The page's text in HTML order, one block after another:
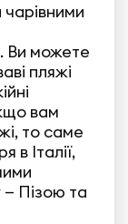
чарівними
Ви можете
пляжі
вам
то саме
в Італії,
— Пізою та